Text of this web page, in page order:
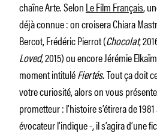
chaîne Arte. SelonLe Film Français,
déjà connue : on croisera Chiara
Bercot, Frédéric Pierrot (Chocolat,
Loved, 2015) ou encore Jérémie
moment intituléFiertés.Tout ça doit
votre curiosité, alors on vous
prometteur : l’histoire s’étirera de
évocateur l’indique -, il s’agira d’une